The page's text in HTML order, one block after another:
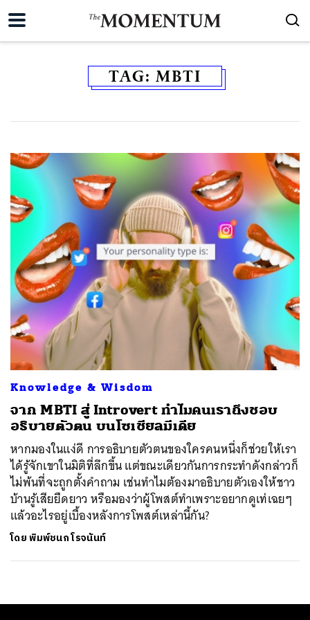
TAG: MBTI
Knowledge & Wisdom
จาก MBTI สู่ Introvert ทำไมคนเราถึงชอบ
อธิบายตัวตน บนโซเชียลมีเดีย
หากมองในแง่ดี การอธิบายตัวตนของใครคนหนึ่งก็ช่วยให้เรา
ได้รู้จักเขาในมิติที่ลึกขึ้น แต่ขณะเดียวกันการกระทำดังกล่าวก็
ไม่พ้นที่จะถูกตั้งคำถาม เช่นทำไมต้องมาอธิบายตัวเองให้ชาว
บ้านรู้เสียยืดยาว หรือมองว่าผู้โพสต์ทำเพราะอยากดูเท่เฉยๆ
แล้วอะไรอยู่เบื้องหลังการโพสต์เหล่านี้กัน?
โดยพิมพ์ชนก โรจนันท์
ค้นหา
SHARE TWEET LINE EMAIL